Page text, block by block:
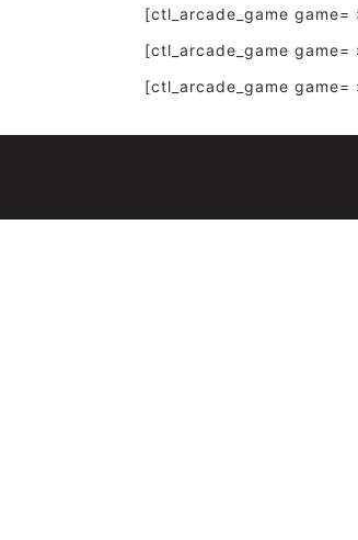
[ctl_arcade_game
[ctl_arcade_game
[ctl_arcade_game